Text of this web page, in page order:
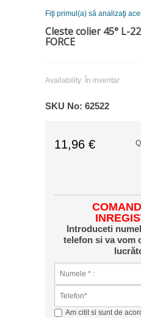
Fiţi primul(a) să analizaţi
Cleste colier 45° L-
FORCE
Availability: În inventar
SKU No: 62522
11,96 €
Introduceti
telefon si va vom
Am citit si sunt de